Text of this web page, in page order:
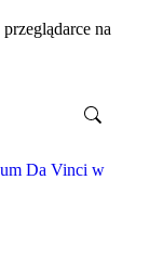
na
Da Vinci w